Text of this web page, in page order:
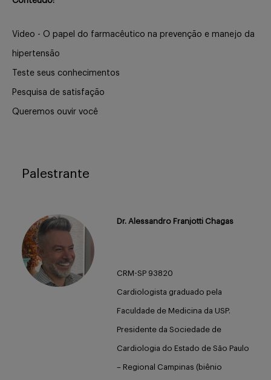
Video - O papel do farmacêutico na prevenção e manejo da
hipertensão
Teste seus conhecimentos
Pesquisa de satisfação
Queremos ouvir você
Palestrante
Dr. Alessandro Franjotti Chagas
CRM-SP 93820
Cardiologista graduado pela
Faculdade de Medicina da USP.
Presidente da Sociedade de
Cardiologia do Estado de São Paulo
– Regional Campinas (biênio